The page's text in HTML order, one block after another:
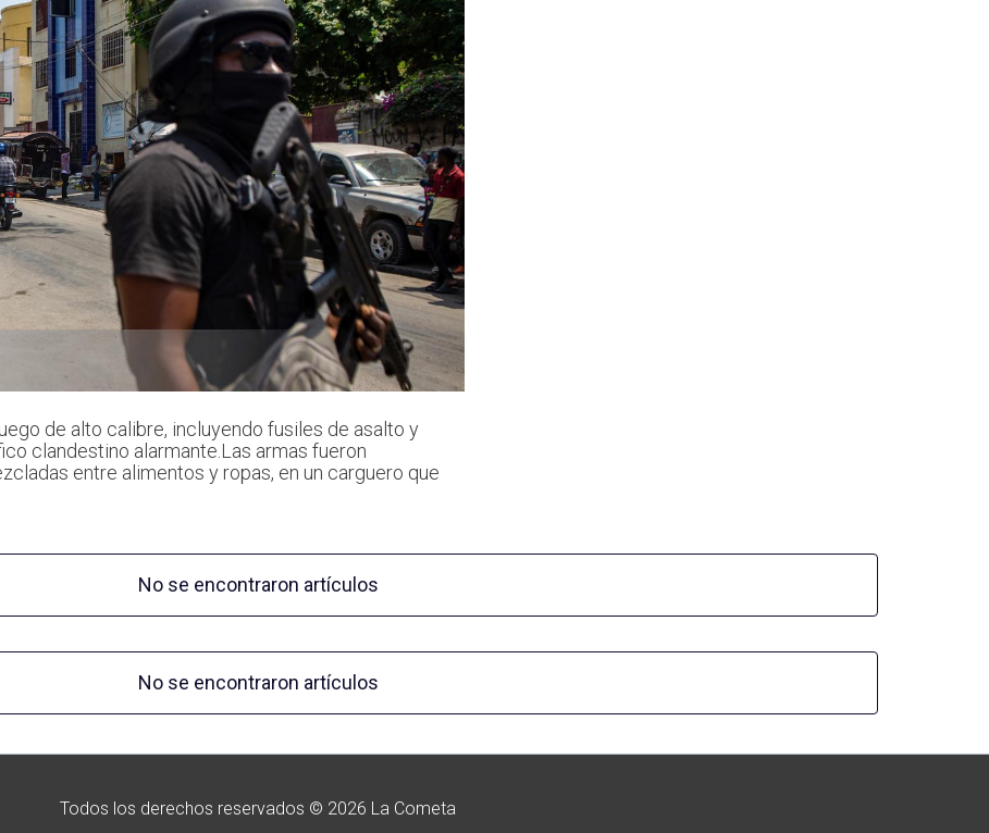
de alto calibre, incluyendo fusiles de asalto y
clandestino alarmante.Las armas fueron
entre alimentos y ropas, en un carguero que
No se encontraron artículos
No se encontraron artículos
Todos los derechos reservados © 2026 La Cometa